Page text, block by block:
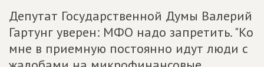
Депутат Государственной Думы Валерий
Гартунг уверен: МФО надо запретить. "Ко
мне в приемную постоянно идут люди с